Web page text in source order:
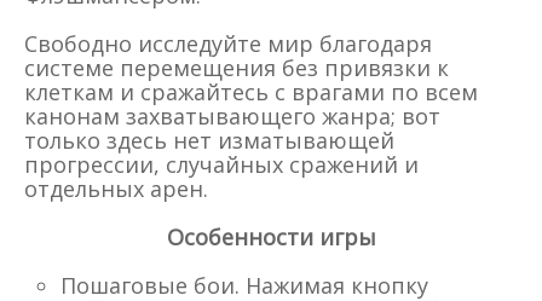
Свободно исследуйте мир благодаря
системе перемещения без привязки к
клеткам и сражайтесь с врагами по всем
канонам захватывающего жанра; вот
только здесь нет изматывающей
прогрессии, случайных сражений и
отдельных арен.
Особенности игры
Пошаговые бои. Нажимая кнопку